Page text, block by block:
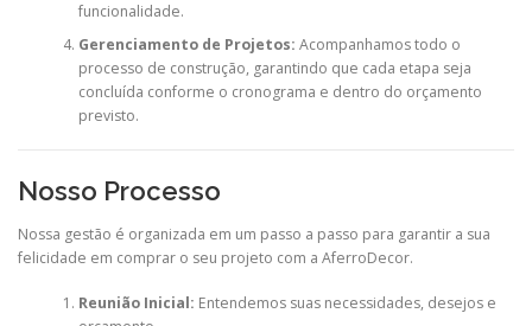
funcionalidade.
Gerenciamento de Projetos: Acompanhamos todo o
processo de construção, garantindo que cada etapa seja
concluída conforme o cronograma e dentro do orçamento
previsto.
Nosso Processo
Nossa gestão é organizada em um passo a passo para garantir a sua
felicidade em comprar o seu projeto com a AferroDecor.
Reunião Inicial: Entendemos suas necessidades, desejos e